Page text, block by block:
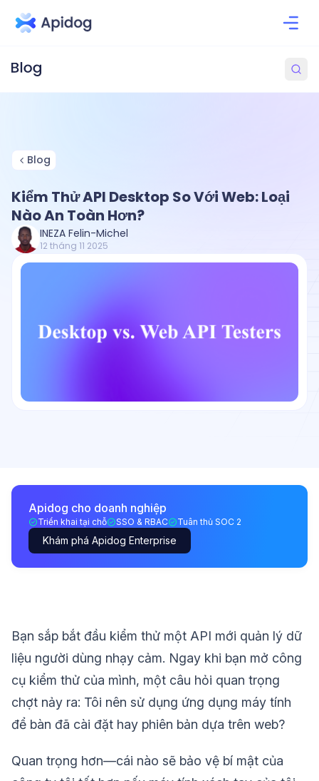
Blog
Kiểm Thử API Desktop So Với Web: Loại
Nào An Toàn Hơn?
INEZA Felin-Michel
12 tháng 11 2025
Apidog cho doanh nghiệp
Triển khai tại chỗ SSO & RBAC Tuân thủ SOC 2
Khám phá Apidog Enterprise
Bạn sắp bắt đầu kiểm thử một API mới quản lý dữ
liệu người dùng nhạy cảm. Ngay khi bạn mở công
cụ kiểm thử của mình, một câu hỏi quan trọng
chợt nảy ra: Tôi nên sử dụng ứng dụng máy tính
để bàn đã cài đặt hay phiên bản dựa trên web?
Quan trọng hơn—cái nào sẽ bảo vệ bí mật của